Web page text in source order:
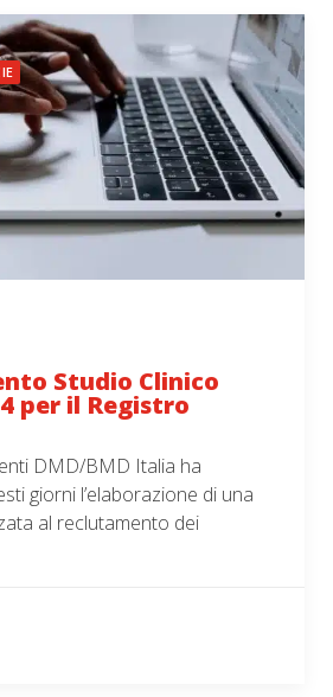
Studio Clinico
per il Registro
DMD/BMD Italia ha
giorni l’elaborazione di una
al reclutamento dei